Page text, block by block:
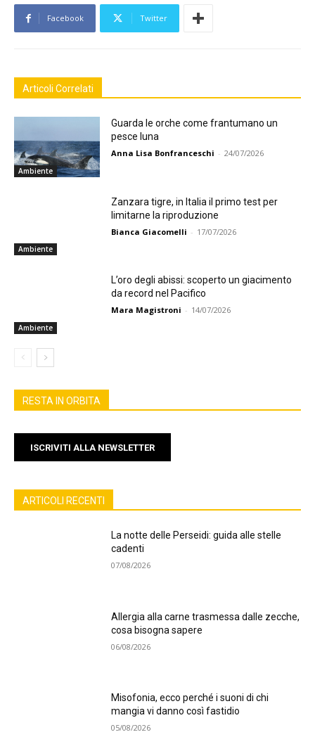
Facebook Twitter
Articoli Correlati
Ambiente
Guarda le orche come frantumano un
pesce luna
Anna Lisa Bonfranceschi - 24/07/2026
Ambiente
Zanzara tigre, in Italia il primo test per
limitarne la riproduzione
Bianca Giacomelli - 17/07/2026
Ambiente
L’oro degli abissi: scoperto un giacimento
da record nel Pacifico
Mara Magistroni - 14/07/2026
RESTA IN ORBITA
ISCRIVITI ALLA NEWSLETTER
ARTICOLI RECENTI
La notte delle Perseidi: guida alle stelle
cadenti
07/08/2026
Allergia alla carne trasmessa dalle zecche,
cosa bisogna sapere
06/08/2026
Misofonia, ecco perché i suoni di chi
mangia vi danno così fastidio
05/08/2026